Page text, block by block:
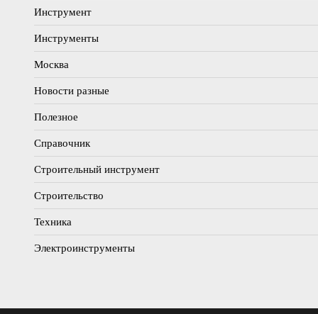
Инструмент
Инструменты
Москва
Новости разные
Полезное
Справочник
Строительный инструмент
Строительство
Техника
Электроинструменты